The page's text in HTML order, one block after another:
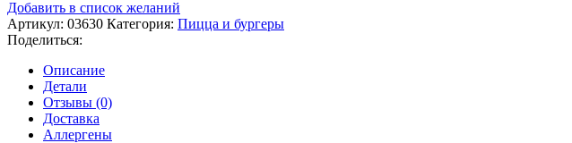
Добавить в список желаний
Артикул: 03630 Категория: Пицца и бургеры
Поделиться:
Описание
Детали
Отзывы (0)
Доставка
Аллергены